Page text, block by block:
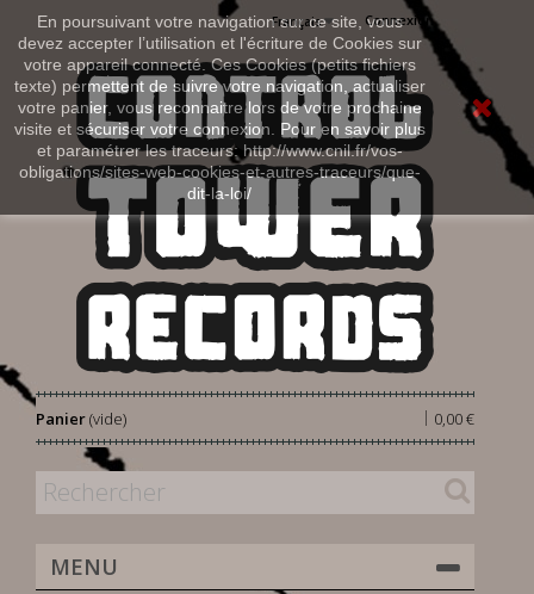
En poursuivant votre navigation sur ce site, vous
devez accepter l’utilisation et l'écriture de Cookies sur
votre appareil connecté. Ces Cookies (petits fichiers
texte) permettent de suivre votre navigation, actualiser
votre panier, vous reconnaitre lors de votre prochaine
visite et sécuriser votre connexion. Pour en savoir plus
et paramétrer les traceurs: http://www.cnil.fr/vos-
obligations/sites-web-cookies-et-autres-traceurs/que-
dit-la-loi/
Connexion
Français
Panier 0,00 €
|
(vide)
MENU